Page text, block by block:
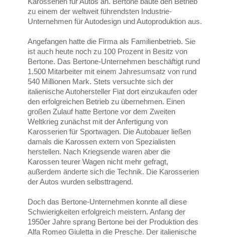
zu einem der weltweit führendsten Industrie-
Unternehmen für Autodesign und Autoproduktion aus.
Angefangen hatte die Firma als Familienbetrieb. Sie
ist auch heute noch zu 100 Prozent in Besitz von
Bertone. Das Bertone-Unternehmen beschäftigt rund
1.500 Mitarbeiter mit einem Jahresumsatz von rund
540 Millionen Mark. Stets versuchte sich der
italienische Autohersteller Fiat dort einzukaufen oder
den erfolgreichen Betrieb zu übernehmen. Einen
großen Zulauf hatte Bertone vor dem Zweiten
Weltkrieg zunächst mit der Anfertigung von
Karosserien für Sportwagen. Die Autobauer ließen
damals die Karossen extern von Spezialisten
herstellen. Nach Kriegsende waren aber die
Karossen teurer Wagen nicht mehr gefragt,
außerdem änderte sich die Technik. Die Karosserien
der Autos wurden selbsttragend.
Doch das Bertone-Unternehmen konnte all diese
Schwierigkeiten erfolgreich meistern. Anfang der
1950er Jahre sprang Bertone bei der Produktion des
Alfa Romeo Giuletta in die Presche. Der italienische